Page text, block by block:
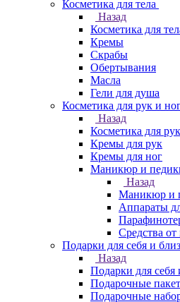
Косметика для тела
Назад
Косметика для
Кремы
Скрабы
Обертывания
Масла
Гели для душа
Косметика для рук и
Назад
Косметика для
Кремы для рук
Кремы для ног
Маникюр и
Назад
Маникюр и
Аппараты
Средства
Подарки для себя и
Назад
Подарки для себя
Подарочные
Подарочные